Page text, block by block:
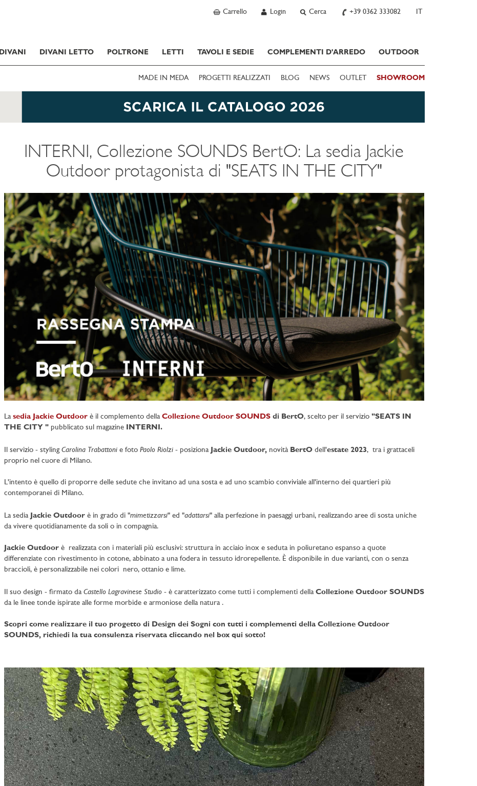
Carrello Login Cerca +39 0362 333082 IT
DIVANI DIVANI LETTO POLTRONE LETTI TAVOLI E SEDIE COMPLEMENTI D'ARREDO OUTDOOR
MADE IN MEDA PROGETTI REALIZZATI BLOG NEWS OUTLET SHOWROOM
INTERNI, Collezione SOUNDS BertO: La sedia Jackie
Outdoor protagonista di "SEATS IN THE CITY"
La sedia Jackie Outdoor è il complemento della Collezione Outdoor SOUNDSdi BertO, scelto per il servizio"SEATS IN
THE CITY " pubblicato sul magazine INTERNI.
Il servizio - styling Carolina Trabattonie foto Paolo Riolzi- posiziona Jackie Outdoor,novità BertOdell'estate 2023, tra i grattaceli
proprio nel cuore di Milano.
L'intento è quello di proporre delle sedute che invitano ad una sosta e ad uno scambio conviviale all'interno dei quartieri più
contemporanei di Milano.
La sedia Jackie Outdoorè in grado di "mimetizzarsi" ed "adattarsi" alla perfezione in paesaggi urbani, realizzando aree di sosta uniche
da vivere quotidianamente da soli o in compagnia.
Jackie Outdoorè realizzata con i materiali più esclusivi: struttura in acciaio inox e seduta in poliuretano espanso a quote
differenziate con rivestimento in cotone, abbinato a una fodera in tessuto idrorepellente. È disponibile in due varianti, con o senza
braccioli, è personalizzabile nei colori nero, ottanio e lime.
Il suo design - firmato da Castello Lagravinese Studio- è caratterizzato come tutti i complementi della Collezione Outdoor SOUNDS
da le linee tonde ispirate alle forme morbide e armoniose della natura .
Scopri come realizzare il tuo progetto di Design dei Sogni con tutti i complementi della Collezione Outdoor
SOUNDS, richiedi la tua consulenza riservata cliccando nel box qui sotto!